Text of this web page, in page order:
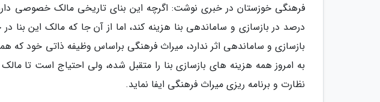
درصد در بازسازی و ساماندهی بنا هزینه کند، اما از آن جا که مالک این
بازسازی و ساماندهی اثر ندارد، میراث فرهنگی براساس وظیفه ذاتی خود که
نظارت و برنامه ریزی میراث فرهنگی ایفا نماید.